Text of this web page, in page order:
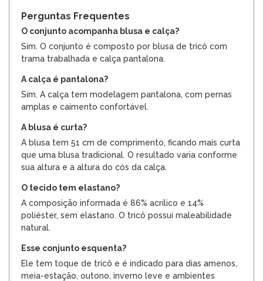
Perguntas Frequentes
O conjunto acompanha blusa e calça?
Sim. O conjunto é composto por blusa de tricô com
trama trabalhada e calça pantalona.
A calça é pantalona?
Sim. A calça tem modelagem pantalona, com pernas
amplas e caimento confortável.
A blusa é curta?
A blusa tem 51 cm de comprimento, ficando mais curta
que uma blusa tradicional. O resultado varia conforme
sua altura e a altura do cós da calça.
O tecido tem elastano?
A composição informada é 86% acrílico e 14%
poliéster, sem elastano. O tricô possui maleabilidade
natural.
Esse conjunto esquenta?
Ele tem toque de tricô e é indicado para dias amenos,
meia-estação, outono, inverno leve e ambientes